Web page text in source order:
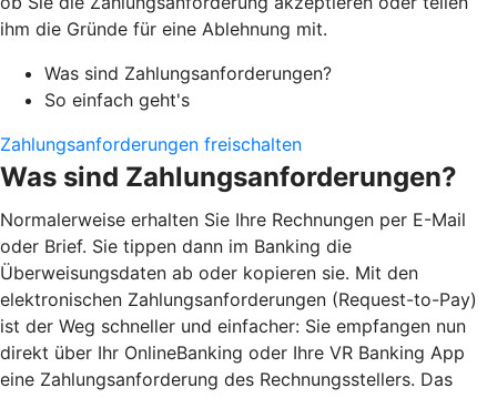
ihm die Gründe für eine Ablehnung mit.
Was sind Zahlungsanforderungen?
So einfach geht's
Zahlungsanforderungen freischalten
Was sind Zahlungsanforderungen?
Normalerweise erhalten Sie Ihre Rechnungen per E-Mail
oder Brief. Sie tippen dann im Banking die
Überweisungsdaten ab oder kopieren sie. Mit den
elektronischen Zahlungsanforderungen (Request-to-Pay)
ist der Weg schneller und einfacher: Sie empfangen nun
direkt über Ihr OnlineBanking oder Ihre VR Banking App
eine Zahlungsanforderung des Rechnungsstellers. Das